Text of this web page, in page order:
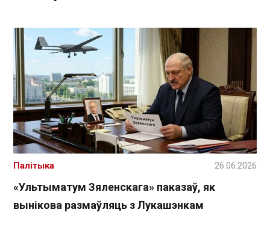
«Ультыматум Зяленскага» паказаў, як
вынікова размаўляць з Лукашэнкам
Палітыка 26.06.2026